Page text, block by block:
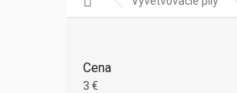
Cena
3 €